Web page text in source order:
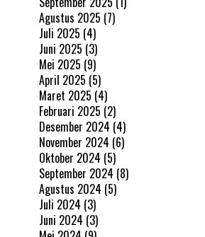
Agustus 2025 (7)
Juli 2025 (4)
Juni 2025 (3)
Mei 2025 (9)
April 2025 (5)
Maret 2025 (4)
Februari 2025 (2)
Desember 2024 (4)
November 2024 (6)
Oktober 2024 (5)
September 2024 (8)
Agustus 2024 (5)
Juli 2024 (3)
Juni 2024 (3)